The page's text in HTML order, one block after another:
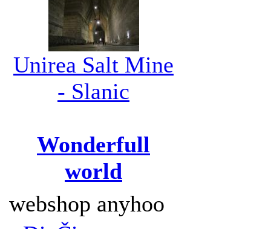
Unirea Salt Mine
- Slanic
Wonderfull
world
webshop anyhoo